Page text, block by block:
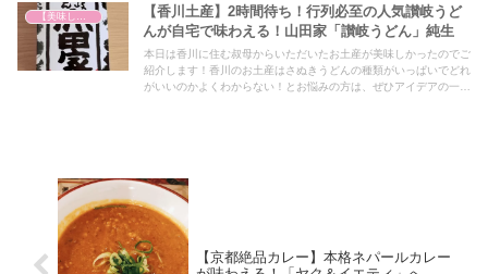
【香川土産】2時間待ち！行列必至の人気讃岐うど
んが自宅で味わえる！山田家「讃岐うどん」純生
本日は香川に住む叔母からいただいたお土産が美味しかったのでご
紹介します！香川のお土産はさぬきうどんの種類がいっぱいでどれ
がいいのかよくわからない！とお悩みの方は、ぜひアイデアの一つ
【京都絶品カレー】本格ネパールカレー